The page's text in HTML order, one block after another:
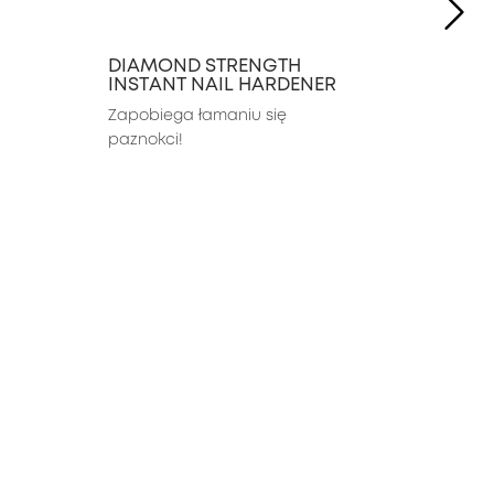
DIAMOND STRENGTH
INSTANT NAIL HARDENER
Zapobiega łamaniu się
paznokci!